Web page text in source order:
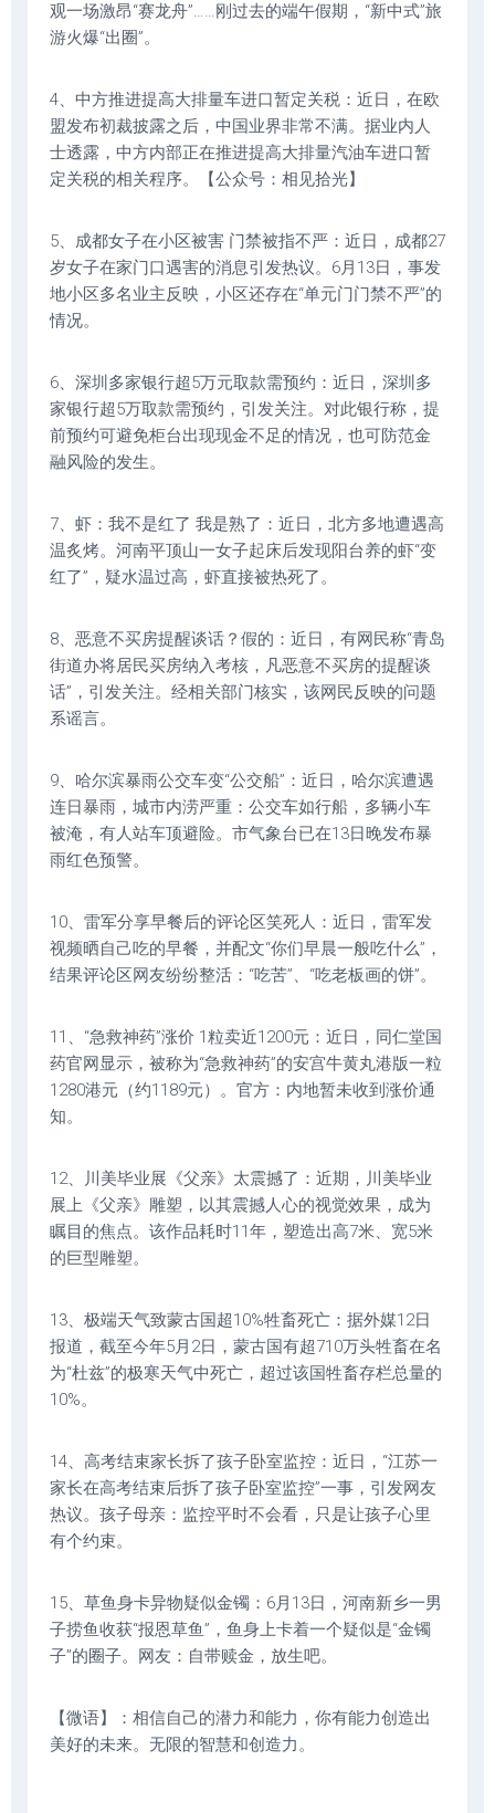
观一场激昂“赛龙舟”……刚过去的端午假期，“新中式”旅
游火爆“出圈”。
4、中方推进提高大排量车进口暂定关税：近日，在欧
盟发布初裁披露之后，中国业界非常不满。据业内人
士透露，中方内部正在推进提高大排量汽油车进口暂
定关税的相关程序。【公众号：相见拾光】
5、成都女子在小区被害 门禁被指不严：近日，成都27
岁女子在家门口遇害的消息引发热议。6月13日，事发
地小区多名业主反映，小区还存在“单元门门禁不严”的
情况。
6、深圳多家银行超5万元取款需预约：近日，深圳多
家银行超5万取款需预约，引发关注。对此银行称，提
前预约可避免柜台出现现金不足的情况，也可防范金
融风险的发生。
7、虾：我不是红了 我是熟了：近日，北方多地遭遇高
温炙烤。河南平顶山一女子起床后发现阳台养的虾“变
红了”，疑水温过高，虾直接被热死了。
8、恶意不买房提醒谈话？假的：近日，有网民称“青岛
街道办将居民买房纳入考核，凡恶意不买房的提醒谈
话”，引发关注。经相关部门核实，该网民反映的问题
系谣言。
9、哈尔滨暴雨公交车变“公交船”：近日，哈尔滨遭遇
连日暴雨，城市内涝严重：公交车如行船，多辆小车
被淹，有人站车顶避险。市气象台已在13日晚发布暴
雨红色预警。
10、雷军分享早餐后的评论区笑死人：近日，雷军发
视频晒自己吃的早餐，并配文“你们早晨一般吃什么”，
结果评论区网友纷纷整活：“吃苦”、“吃老板画的饼”。
11、“急救神药”涨价 1粒卖近1200元：近日，同仁堂国
药官网显示，被称为“急救神药”的安宫牛黄丸港版一粒
1280港元（约1189元）。官方：内地暂未收到涨价通
知。
12、川美毕业展《父亲》太震撼了：近期，川美毕业
展上《父亲》雕塑，以其震撼人心的视觉效果，成为
瞩目的焦点。该作品耗时11年，塑造出高7米、宽5米
的巨型雕塑。
13、极端天气致蒙古国超10%牲畜死亡：据外媒12日
报道，截至今年5月2日，蒙古国有超710万头牲畜在名
为“杜兹”的极寒天气中死亡，超过该国牲畜存栏总量的
10%。
14、高考结束家长拆了孩子卧室监控：近日，“江苏一
家长在高考结束后拆了孩子卧室监控”一事，引发网友
热议。孩子母亲：监控平时不会看，只是让孩子心里
有个约束。
15、草鱼身卡异物疑似金镯：6月13日，河南新乡一男
子捞鱼收获“报恩草鱼”，鱼身上卡着一个疑似是“金镯
子”的圈子。网友：自带赎金，放生吧。
【微语】：相信自己的潜力和能力，你有能力创造出
美好的未来。无限的智慧和创造力。